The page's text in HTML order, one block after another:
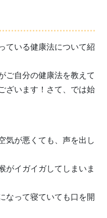
ている健康法について紹
ご自分の健康法を教えて
ざいます！さて、では始
が悪くても、声を出し
イガイガしてしまいま
って寝ていても口を開